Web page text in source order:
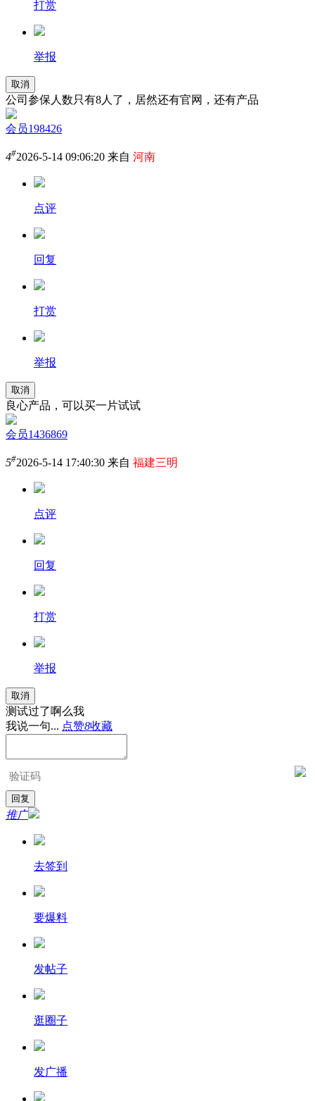
打赏
举报
取消
公司参保人数只有8人了，居然还有官网，还有产品
会员198426
4#2026-5-14 09:06:20 来自 河南
点评
回复
打赏
举报
取消
良心产品，可以买一片试试
会员1436869
5#2026-5-14 17:40:30 来自 福建三明
点评
回复
打赏
举报
取消
测试过了啊么我
我说一句... 点赞8收藏
推广
去签到
要爆料
发帖子
逛圈子
发广播